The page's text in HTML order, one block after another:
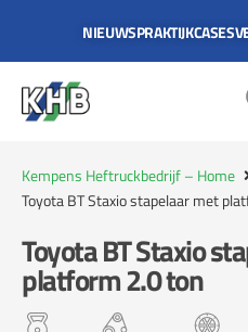
NIEUWSPRAKTIJKCASES
Kempens Heftruckbedrijf – Home
Toyota BT Staxio stapelaar met
Toyota BT Staxio
platform 2.0 ton